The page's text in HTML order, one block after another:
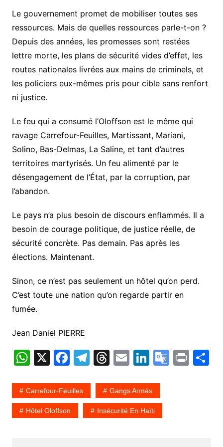
Le gouvernement promet de mobiliser toutes ses
ressources. Mais de quelles ressources parle-t-on ?
Depuis des années, les promesses sont restées
lettre morte, les plans de sécurité vides d’effet, les
routes nationales livrées aux mains de criminels, et
les policiers eux-mêmes pris pour cible sans renfort
ni justice.
Le feu qui a consumé l’Oloffson est le même qui
ravage Carrefour-Feuilles, Martissant, Mariani,
Solino, Bas-Delmas, La Saline, et tant d’autres
territoires martyrisés. Un feu alimenté par le
désengagement de l’État, par la corruption, par
l’abandon.
Le pays n’a plus besoin de discours enflammés. Il a
besoin de courage politique, de justice réelle, de
sécurité concrète. Pas demain. Pas après les
élections. Maintenant.
Sinon, ce n’est pas seulement un hôtel qu’on perd.
C’est toute une nation qu’on regarde partir en
fumée.
Jean Daniel PIERRE
W
at
s
A
X F
c
e
b
T
e
gr
a
T
e
a
d
E
ai
l
Li
k
e
dI
G Pr P
Carrefour-Feuilles Gangs Armés
Hôtel Oloffson Insécurité En Haïti